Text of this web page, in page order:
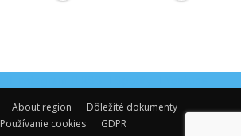
About region
Dôležité dokumenty
Používanie cookies
GDPR